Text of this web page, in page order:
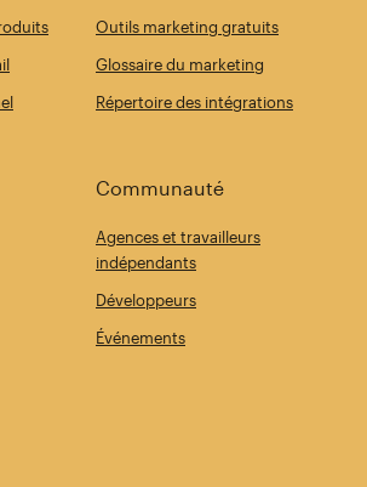
Outils marketing gratuits
Glossaire du marketing
Répertoire des intégrations
Communauté
Agences et travailleurs
indépendants
Développeurs
Événements